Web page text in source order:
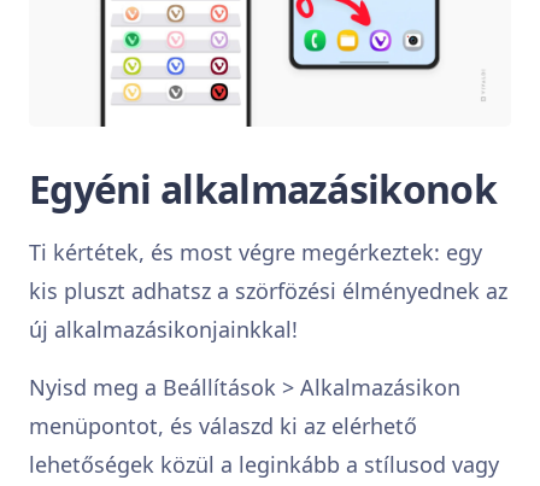
Egyéni alkalmazásikonok
Ti kértétek, és most végre megérkeztek: egy
kis pluszt adhatsz a szörfözési élményednek az
új alkalmazásikonjainkkal!
Nyisd meg a Beállítások > Alkalmazásikon
menüpontot, és válaszd ki az elérhető
lehetőségek közül a leginkább a stílusod vagy